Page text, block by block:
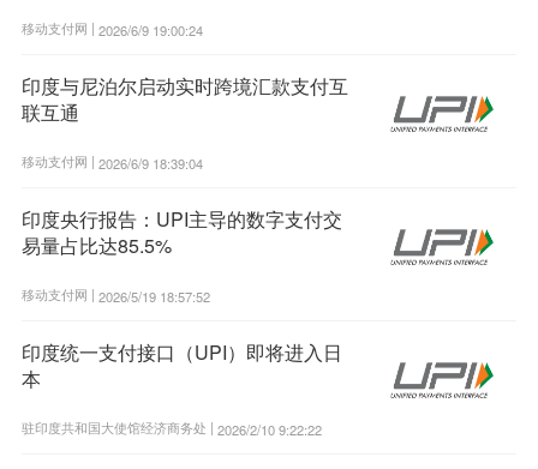
移动支付网 | 2026/6/9 19:00:24
印度与尼泊尔启动实时跨境汇款支付互
联互通
移动支付网 | 2026/6/9 18:39:04
印度央行报告：UPI主导的数字支付交
易量占比达85.5%
移动支付网 | 2026/5/19 18:57:52
印度统一支付接口（UPI）即将进入日
本
驻印度共和国大使馆经济商务处 | 2026/2/10 9:22:22